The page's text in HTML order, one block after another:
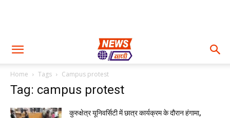
Home Tags Campus protest
Tag: campus protest
कुरुक्षेत्र यूनिवर्सिटी में छात्र कार्यक्रम के दौरान हंगामा,